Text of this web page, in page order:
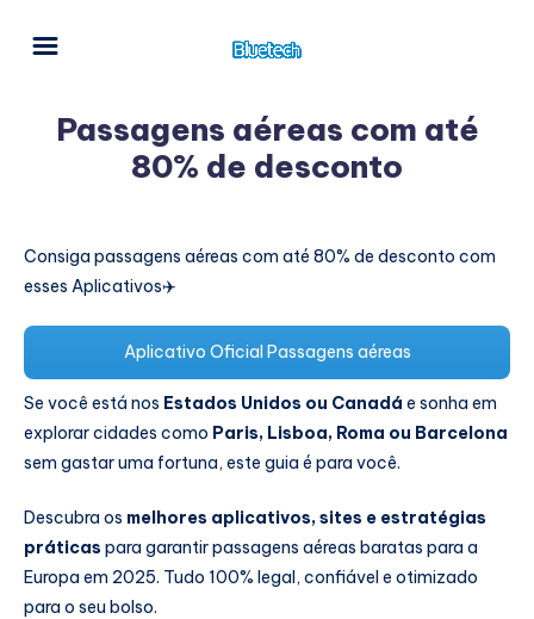
Passagens aéreas com até
80% de desconto
Consiga passagens aéreas com até 80% de desconto com
esses Aplicativos✈️
Aplicativo Oficial Passagens aéreas
Se você está nos Estados Unidos ou Canadá e sonha em
explorar cidades como Paris, Lisboa, Roma ou Barcelona
sem gastar uma fortuna, este guia é para você.
Descubra os melhores aplicativos, sites e estratégias
práticas para garantir passagens aéreas baratas para a
Europa em 2025. Tudo 100% legal, confiável e otimizado
para o seu bolso.